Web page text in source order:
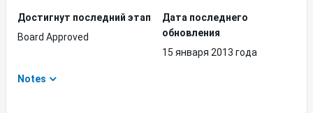
Достигнут последний этап
Board Approved
Дата последнего
обновления
15 января 2013 года
Notes